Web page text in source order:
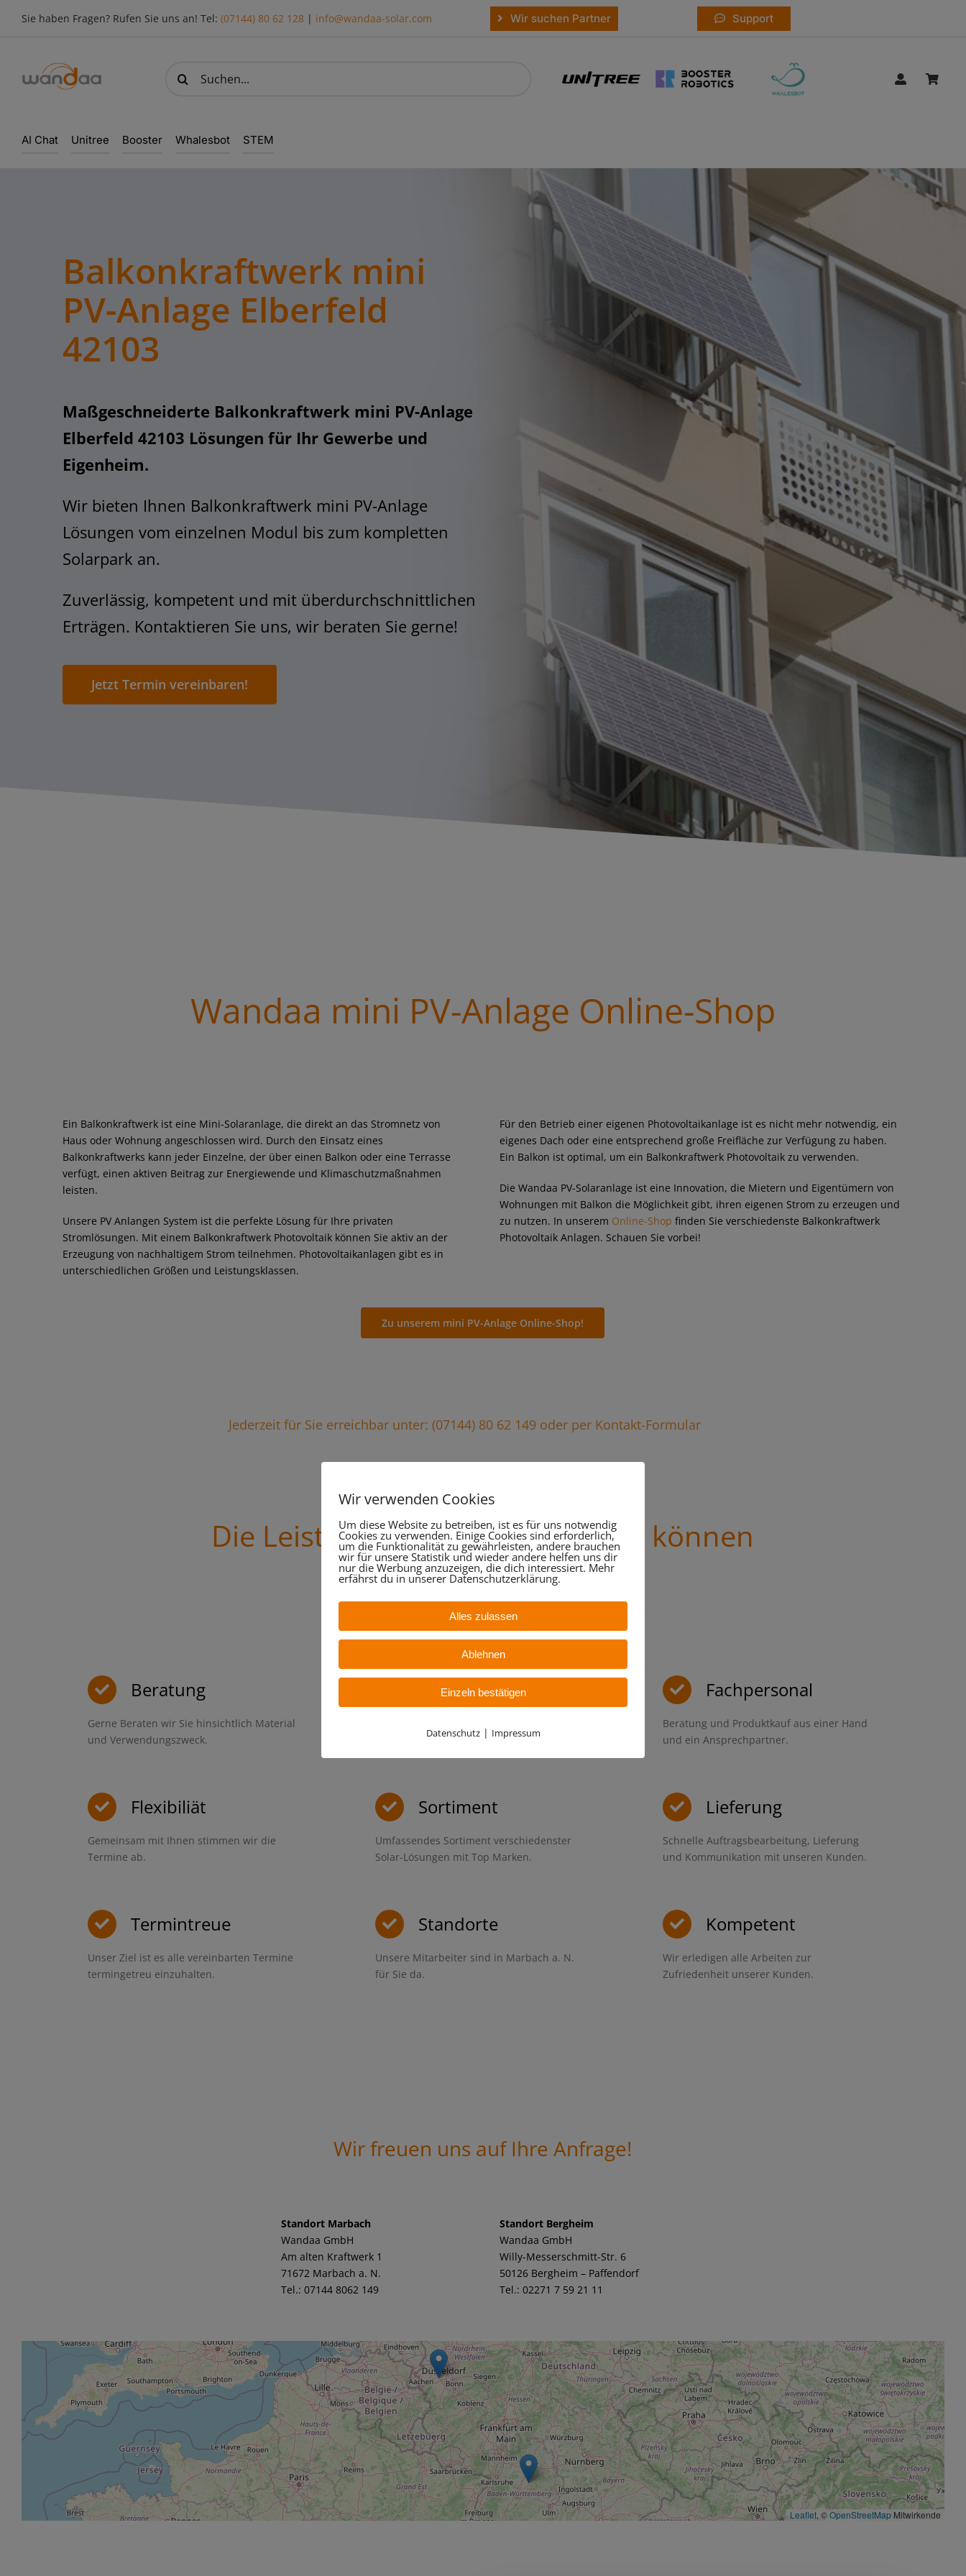
Sie haben Fragen? Rufen Sie uns an! Tel: (07144) 80 62 128| info@wandaa-solar.com Wir suchen Partner Support
nach:
AI Chat Unitree Booster Whalesbot STEM
Balkonkraftwerk mini
PV-Anlage Elberfeld
42103
Maßgeschneiderte Balkonkraftwerk mini PV-Anlage
Elberfeld 42103 Lösungen für Ihr Gewerbe und
Eigenheim.
Wir bieten Ihnen Balkonkraftwerk mini PV-Anlage
Lösungen vom einzelnen Modul bis zum kompletten
Solarpark an.
Zuverlässig, kompetent und mit überdurchschnittlichen
Erträgen. Kontaktieren Sie uns, wir beraten Sie gerne!
Jetzt Termin vereinbaren!
Wandaa mini PV-Anlage Online-Shop
Ein Balkonkraftwerk ist eine Mini-Solaranlage, die direkt an das Stromnetz von
Haus oder Wohnung angeschlossen wird. Durch den Einsatz eines
Balkonkraftwerks kann jeder Einzelne, der über einen Balkon oder eine Terrasse
verfügt, einen aktiven Beitrag zur Energiewende und Klimaschutzmaßnahmen
leisten.
Unsere PV Anlangen System ist die perfekte Lösung für Ihre privaten
Stromlösungen. Mit einem Balkonkraftwerk Photovoltaik können Sie aktiv an der
Erzeugung von nachhaltigem Strom teilnehmen. Photovoltaikanlagen gibt es in
unterschiedlichen Größen und Leistungsklassen.
Für den Betrieb einer eigenen Photovoltaikanlage ist es nicht mehr notwendig, ein
eigenes Dach oder eine entsprechend große Freifläche zur Verfügung zu haben.
Ein Balkon ist optimal, um ein Balkonkraftwerk Photovoltaik zu verwenden.
Die Wandaa PV-Solaranlage ist eine Innovation, die Mietern und Eigentümern von
Wohnungen mit Balkon die Möglichkeit gibt, ihren eigenen Strom zu erzeugen und
zu nutzen. In unserem Online-Shop finden Sie verschiedenste Balkonkraftwerk
Photovoltaik Anlagen. Schauen Sie vorbei!
Zu unserem mini PV-Anlage Online-Shop!
Jederzeit für Sie erreichbar unter: (07144) 80 62 149 oder per Kontakt-Formular
Die Leistungen im Überblick, das können
wir für Sie tun:
Beratung
Gerne Beraten wir Sie hinsichtlich Material
und Verwendungszweck.
Qualität
Mitarbeiterkompetenz ist unser Anspruch.
Fachpersonal
Beratung und Produktkauf aus einer Hand
und ein Ansprechpartner.
Flexibiliät
Gemeinsam mit Ihnen stimmen wir die
Termine ab.
Sortiment
Umfassendes Sortiment verschiedenster
Solar-Lösungen mit Top Marken.
Lieferung
Schnelle Auftragsbearbeitung, Lieferung
und Kommunikation mit unseren Kunden.
Termintreue
Unser Ziel ist es alle vereinbarten Termine
termingetreu einzuhalten.
Standorte
Unsere Mitarbeiter sind in Marbach a. N.
für Sie da.
Kompetent
Wir erledigen alle Arbeiten zur
Zufriedenheit unserer Kunden.
Wir freuen uns auf Ihre Anfrage!
Standort Marbach
Wandaa GmbH
Am alten Kraftwerk 1
71672 Marbach a. N.
Tel.: 07144 8062 149
Standort Bergheim
Wandaa GmbH
Willy-Messerschmitt-Str. 6
50126 Bergheim – Paffendorf
Tel.: 02271 7 59 21 11
Leaflet , ©OpenStreetMapMitwirkende
Wir verwenden Cookies
Um diese Website zu betreiben, ist es für uns notwendig
Cookies zu verwenden. Einige Cookies sind erforderlich,
um die Funktionalität zu gewährleisten, andere brauchen
wir für unsere Statistik und wieder andere helfen uns dir
nur die Werbung anzuzeigen, die dich interessiert. Mehr
erfährst du in unserer Datenschutzerklärung.
Alles zulassen
Ablehnen
Einzeln bestätigen
Datenschutz| Impressum